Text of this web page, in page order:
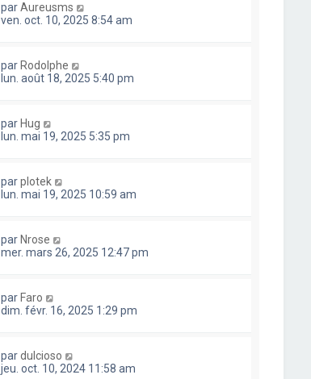
parAureusms
ven. oct. 10, 2025 8:54 am
par Rodolphe
lun. août 18, 2025 5:40 pm
par Hug
lun. mai 19, 2025 5:35 pm
parplotek
lun. mai 19, 2025 10:59 am
par Nrose
mer. mars 26, 2025 12:47 pm
par Faro
dim. févr. 16, 2025 1:29 pm
pardulcioso
jeu. oct. 10, 2024 11:58 am